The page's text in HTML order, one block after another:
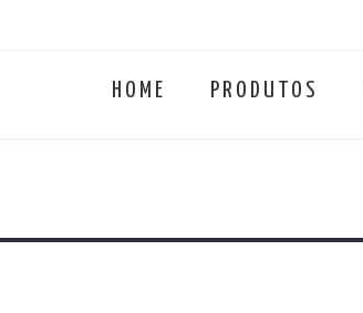
HOME PRODUTOS